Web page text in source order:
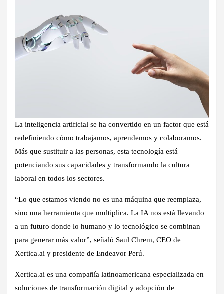
La inteligencia artificial se ha convertido en un factor que está
redefiniendo cómo trabajamos, aprendemos y colaboramos.
Más que sustituir a las personas, esta tecnología está
potenciando sus capacidades y transformando la cultura
laboral en todos los sectores.
“Lo que estamos viendo no es una máquina que reemplaza,
sino una herramienta que multiplica. La IA nos está llevando
a un futuro donde lo humano y lo tecnológico se combinan
para generar más valor”, señaló Saul Chrem, CEO de
Xertica.ai y presidente de Endeavor Perú.
Xertica.ai es una compañía latinoamericana especializada en
soluciones de transformación digital y adopción de